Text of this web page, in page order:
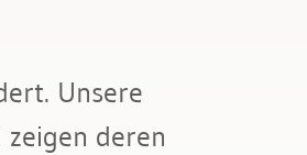
Unsere
deren